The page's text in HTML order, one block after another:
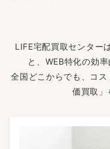
LIFE宅配買取センター
と、WEB特化の効
全国どこからでも、コ
価買取」